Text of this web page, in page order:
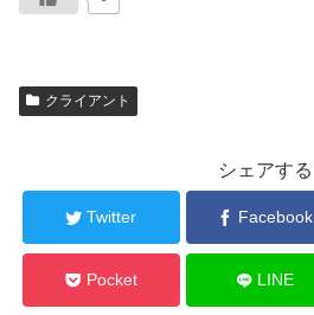
クライアント
シェアする
Twitter Facebook
Pocket LINE